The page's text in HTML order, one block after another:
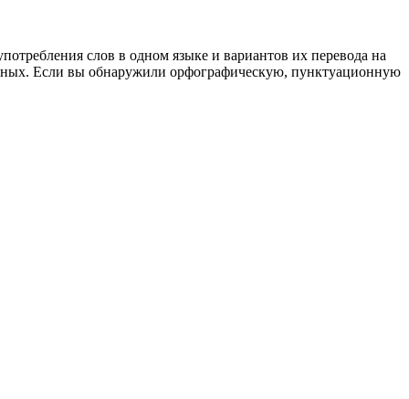
слов в одном языке и вариантов их перевода на
Если вы обнаружили орфографическую, пунктуационную